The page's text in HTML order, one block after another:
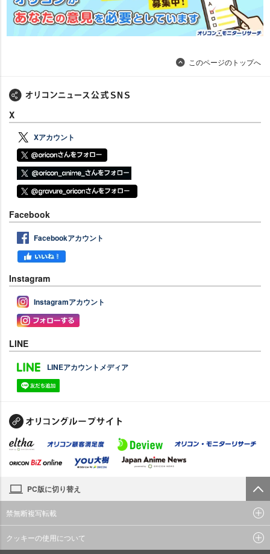
このページのトップへ
X
Xアカウント
Facebook
Facebookアカウント
Instagram
Instagramアカウント
LINE
LINEアカウントメディア
PC版に切り替え
禁無断複写転載
クッキーの使用について